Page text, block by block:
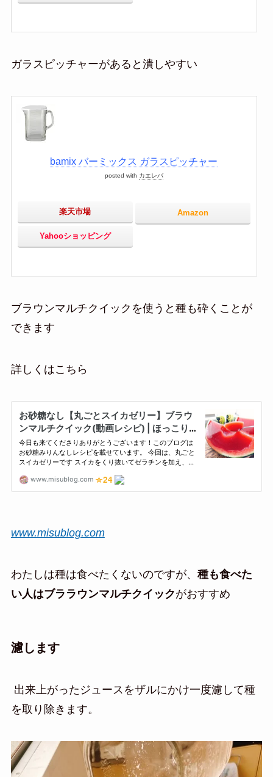
ガラスピッチャーがあると潰しやすい
bamix バーミックス ガラスピッチャー
posted with カエレバ
楽天市場 Amazon
Yahooショッピング
ブラウンマルチクイックを使うと種も砕くことが
できます
詳しくはこちら
www.misublog.com
わたしは種は食べたくないのですが、 種も食べた
い人はブララウンマルチクイックがおすすめ
濾します
出来上がったジュースをザルにかけ一度濾して種
を取り除きます。